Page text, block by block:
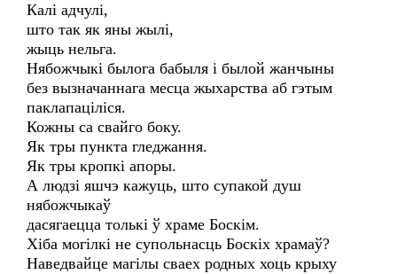
Калі адчулі,
што так як яны жылі,
жыць нельга.
Нябожчыкі былога бабыля і былой жанчыны
без вызначаннага месца жыхарства аб гэтым
паклапаціліся.
Кожны са свайго боку.
Як тры пункта гледжання.
Як тры кропкі апоры.
А людзі яшчэ кажуць, што супакой душ
нябожчыкаў
дасягаецца толькі ў храме Боскім.
Хіба могілкі не супольнасць Боскіх храмаў?
Наведвайце магілы сваех родных хоць крыху